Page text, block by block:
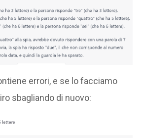
errori, e se lo facciamo
sbagliando di nuovo: